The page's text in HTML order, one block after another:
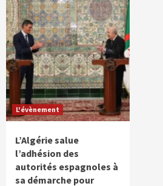
L'évènement
L’Algérie salue
l’adhésion des
autorités espagnoles à
sa démarche pour